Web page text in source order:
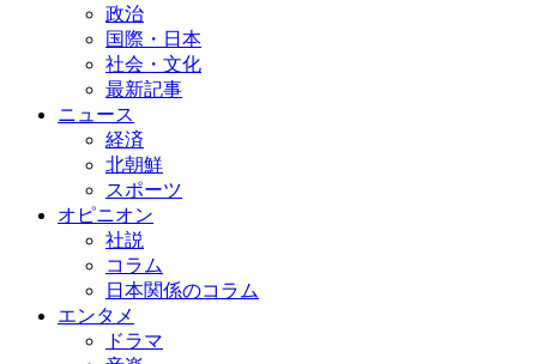
政治
国際・日本
社会・文化
最新記事
ニュース
経済
北朝鮮
スポーツ
オピニオン
社説
コラム
日本関係のコラム
エンタメ
ドラマ